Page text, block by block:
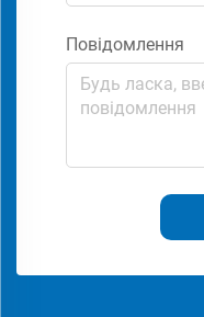
Повідомлення